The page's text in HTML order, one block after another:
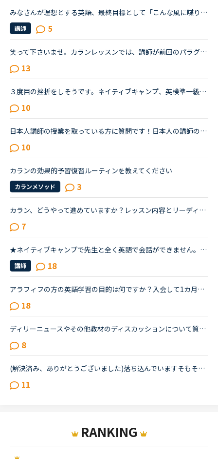
みなさんが理想とする英語、最終目標として「こんな風に喋りたい」と思う英語はどんな(だれの)英語ですか？私は、アメリカアクセントとイギリスRPの中間くらいの英語がよいな、とぼんやり考えていたのですが、最...
講師 5
笑って下さいませ。カランレッスンでは、講師が前回のパラグラフの確認をしてから本日のレッスンが進みますね。その際、講師が言ったところが違った（連続のカランレッスンだった為か、先の講師のメッセージがま...
13
３度目の挫折をしそうです。ネイティブキャンプ、英検準一級の二次試験の対策をしていたころは、フリートークを使って、ネイティブキャンプに大変お世話になりました。でも、その後、どうしても授業を受けるのを...
10
日本人講師の授業を取っている方に質問です！日本人の講師の授業を取るときってどんな内容の授業をしてもらってますか？その時はすべて英語で授業をしてもらってますか？それとも日本語で説明してもらうって感じ...
10
カランの効果的予習復習ルーティンを教えてください
カランメソッド 3
カラン、どうやって進めていますか？レッスン内容とリーディングのパタグラフ？も全然違うの場所ですが問題ないですか？今カランst2ですが、リーディングについて知らずにPCからずっと受けていたので、最近スマホ...
7
★ネイティブキャンプで先生と全く英語で会話ができません。みなさんはどのようにモチベーション維持してますか？また、スピーキングのためのオススメの英語学習をご教示ください。英語学習を始めて4ヶ月経過した2...
講師 18
アラフィフの方の英語学習の目的は何ですか？入会して1カ月が経ちました。以前は別のオンラインで英会話を受講していましたが、カラン受講目的で入会しましたが、カランを進めるにつれて疑問が生じました。私は現...
18
ディリーニュースやその他教材のディスカッションについて質問致します。実は、昨日初めてネイティブキャンプを利用し、ディリーニュースの初級レベルを受けました。いきなりつまづいては、先生はもとより自分自...
8
(解決済み、ありがとうございました)落ち込んでいますそもそも私が英語が出来ないのが悪いのですが先生と性格について話し合った時に、あなたはポジティブ？ネガティブ？と、聞かれたので、ネガティブと答えまし...
11
RANKING